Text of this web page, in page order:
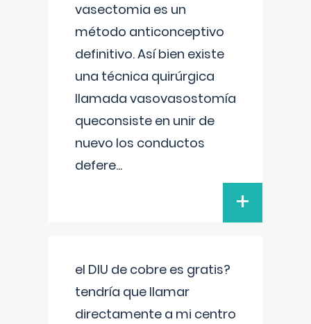
vasectomia es un
método anticonceptivo
definitivo. Así bien existe
una técnica quirúrgica
llamada vasovasostomía
queconsiste en unir de
nuevo los conductos
defere...
+
el DIU de cobre es gratis?
tendría que llamar
directamente a mi centro